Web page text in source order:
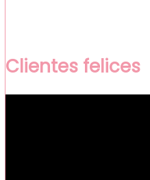
Clientes felices